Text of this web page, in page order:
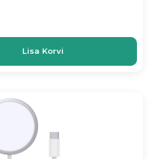
Lisa Korvi